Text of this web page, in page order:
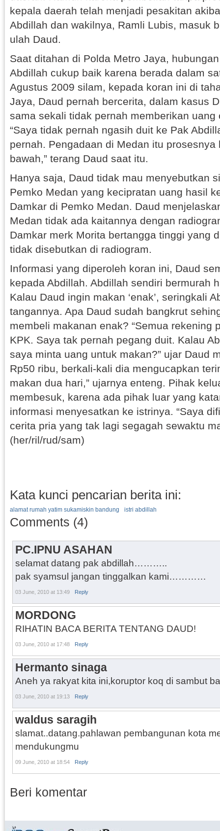
kepala daerah telah menjadi pesakitan
Abdillah dan wakilnya, Ramli Lubis, masuk
ulah Daud.
Saat ditahan di Polda Metro Jaya,
Abdillah cukup baik karena berada dalam
Agustus 2009 silam, kepada koran ini di
Jaya, Daud pernah bercerita, dalam kasus
sama sekali tidak pernah memberikan uang
“Saya tidak pernah ngasih duit ke Pak
pernah. Pengadaan di Medan itu prosesnya
bawah,” terang Daud saat itu.
Hanya saja, Daud tidak mau menyebutkan
Pemko Medan yang kecipratan uang hasil
Damkar di Pemko Medan. Daud
Medan tidak ada kaitannya dengan
Damkar merk Morita bertangga tinggi yang
tidak disebutkan di radiogram.
Informasi yang diperoleh koran ini, Daud
kepada Abdillah. Abdillah sendiri bermurah
Kalau Daud ingin makan ‘enak’, seringkali
tangannya. Apa Daud sudah bangkrut
membeli makanan enak? “Semua rekening
KPK. Saya tak pernah pegang duit. Kalau
saya minta uang untuk makan?” ujar Daud
Rp50 ribu, berkali-kali dia mengucapkan
makan dua hari,” ujarnya enteng. Pihak
membesuk, karena ada pihak luar yang
informasi menyesatkan ke istrinya. “Saya
cerita pria yang tak lagi segagah sewaktu
(her/ril/rud/sam)
Kata kunci pencarian berita ini:
alamat rumah yatim sukamiskin bandung istri abdillah
Comments (4)
PC.IPNU ASAHAN
selamat datang pak abdillah………..
pak syamsul jangan tinggalkan kami…………
03 June, 2010 at 13:49 Reply
MORDONG
RIHATIN BACA BERITA TENTANG DAUD!
03 June, 2010 at 17:48 Reply
Hermanto sinaga
Aneh ya rakyat kita ini,koruptor koq di sambut
03 June, 2010 at 19:13 Reply
waldus saragih
slamat..datang.pahlawan pembangunan kota
mendukungmu
09 June, 2010 at 18:54 Reply
Beri komentar